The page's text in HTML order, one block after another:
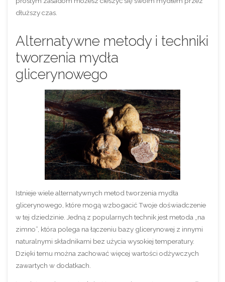
dłuższy czas.
Alternatywne metody i techniki
tworzenia mydła
glicerynowego
Istnieje wiele alternatywnych metod tworzenia mydła
glicerynowego, które mogą wzbogacić Twoje doświadczenie
w tej dziedzinie. Jedną z popularnych technik jest metoda „na
zimno”, która polega na łączeniu bazy glicerynowej z innymi
naturalnymi składnikami bez użycia wysokiej temperatury.
Dzięki temu można zachować więcej wartości odżywczych
zawartych w dodatkach.